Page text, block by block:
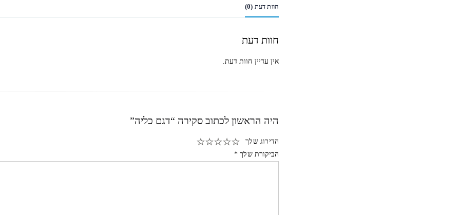
חוות דעת (0)
חוות דעת
אין עדיין חוות דעת.
היה הראשון לכתוב סקירה “דגם כליה”
הדירוג שלך
הביקורת שלך *